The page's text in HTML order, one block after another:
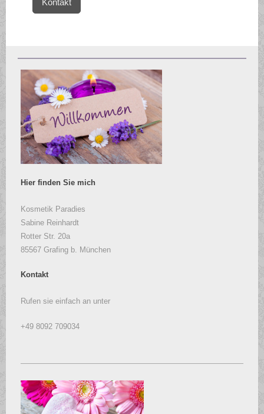
Kontakt
Hier finden Sie mich
Kosmetik Paradies
Sabine Reinhardt
Rotter Str. 20a
85567 Grafing b. München
Kontakt
Rufen sie einfach an unter
+49 8092 709034